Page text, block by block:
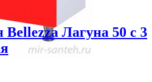
Лагуна 50 с 3